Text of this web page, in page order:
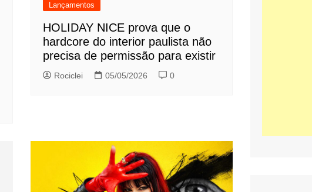
Lançamentos
HOLIDAY NICE prova que o
hardcore do interior paulista não
precisa de permissão para existir
Rociclei 05/05/2026 0